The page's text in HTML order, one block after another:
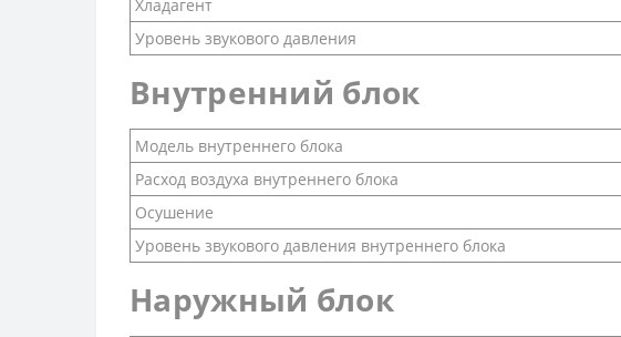
Хладагент
Уровень звукового давления
Внутренний блок
Модель внутреннего блока
Расход воздуха внутреннего блока
Осушение
Уровень звукового давления внутреннего блока
Наружный блок